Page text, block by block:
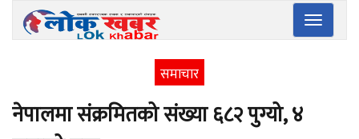
Toggle
समाचार
नेपालमा संक्रमितको संख्या ६८२ पुग्यो, ४